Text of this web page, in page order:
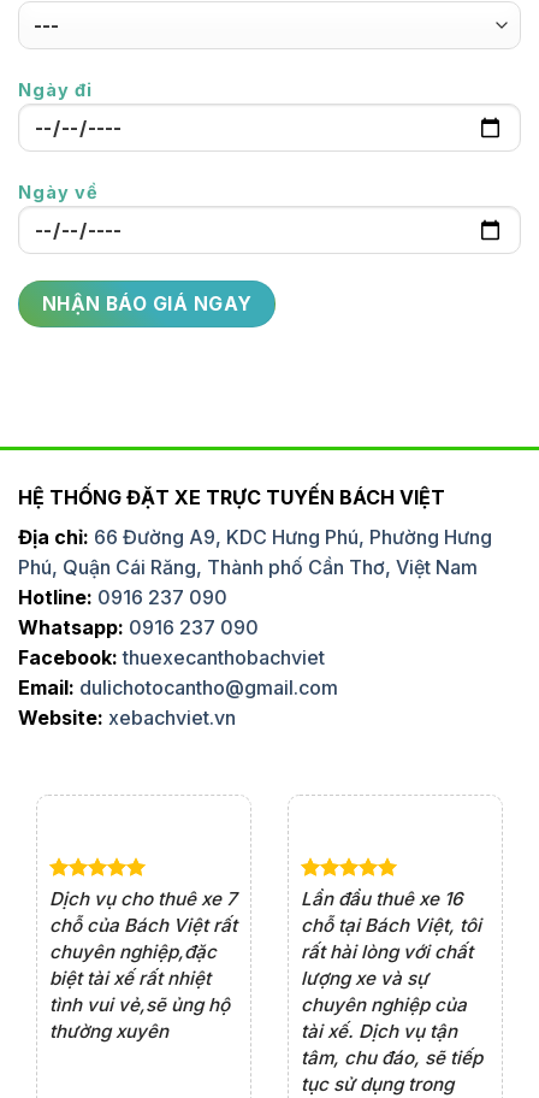
Ngày đi
Ngày về
HỆ THỐNG ĐẶT XE TRỰC TUYẾN BÁCH VIỆT
Địa chỉ: 66 Đường A9, KDC Hưng Phú, Phường Hưng
Phú, Quận Cái Răng, Thành phố Cần Thơ, Việt Nam
Hotline: 0916 237 090
Whatsapp: 0916 237 090
Facebook: thuexecanthobachviet
Email: dulichotocantho@gmail.com
Website: xebachviet.vn
Dịch vụ cho thuê xe 7
chỗ của Bách Việt rất
chuyên nghiệp,đặc
biệt tài xế rất nhiệt
tình vui vẻ,sẽ ủng hộ
thường xuyên
Lần đầu thuê xe 16
chỗ tại Bách Việt, tôi
rất hài lòng với chất
lượng xe và sự
chuyên nghiệp của
tài xế. Dịch vụ tận
tâm, chu đáo, sẽ tiếp
tục sử dụng trong